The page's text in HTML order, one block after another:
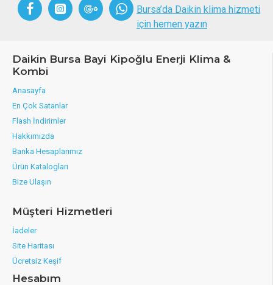
Bursa’da Daikin klima hizmeti
için hemen yazın
Daikin Bursa Bayi Kipoğlu Enerji Klima &
Kombi
Anasayfa
En Çok Satanlar
Flash İndirimler
Hakkımızda
Banka Hesaplarımız
Ürün Katalogları
Bize Ulaşın
Müşteri Hizmetleri
İadeler
Site Haritası
Ücretsiz Keşif
Hesabım